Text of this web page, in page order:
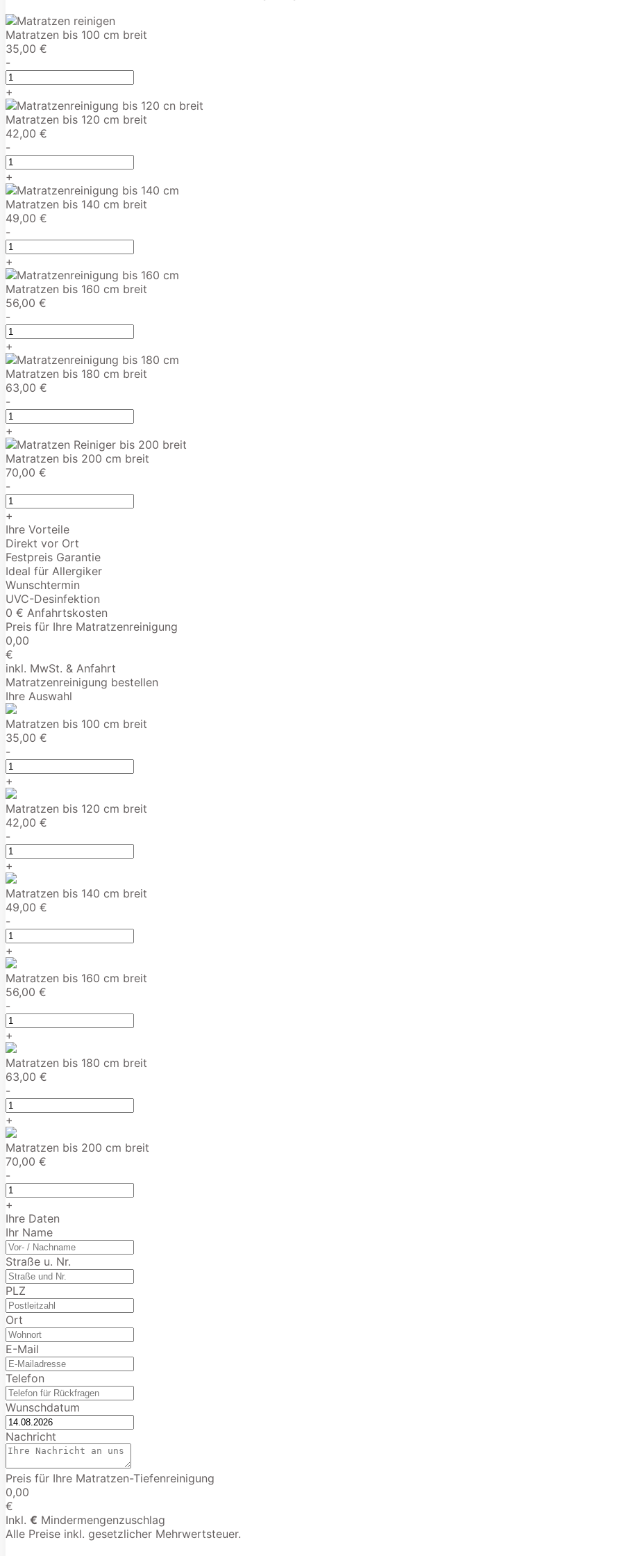
Matratzen bis 100 cm breit
35,00 €
-
+
Matratzen bis 120 cm breit
42,00 €
-
+
Matratzen bis 140 cm breit
49,00 €
-
+
Matratzen bis 160 cm breit
56,00 €
-
+
Matratzen bis 180 cm breit
63,00 €
-
+
Matratzen bis 200 cm breit
70,00 €
-
+
Ihre Vorteile
Direkt vor Ort
Festpreis Garantie
Ideal für Allergiker
Wunschtermin
UVC-Desinfektion
0 € Anfahrtskosten
Preis für Ihre Matratzenreinigung
0,00
€
inkl. MwSt. & Anfahrt
Matratzenreinigung bestellen
Ihre Auswahl
Matratzen bis 100 cm breit
35,00 €
-
+
Matratzen bis 120 cm breit
42,00 €
-
+
Matratzen bis 140 cm breit
49,00 €
-
+
Matratzen bis 160 cm breit
56,00 €
-
+
Matratzen bis 180 cm breit
63,00 €
-
+
Matratzen bis 200 cm breit
70,00 €
-
+
Ihre Daten
Ihr Name
Straße u. Nr.
PLZ
Ort
E-Mail
Telefon
Wunschdatum
Nachricht
Preis für Ihre Matratzen-Tiefenreinigung
0,00
€
Inkl. € Mindermengenzuschlag
Alle Preise inkl. gesetzlicher Mehrwertsteuer.